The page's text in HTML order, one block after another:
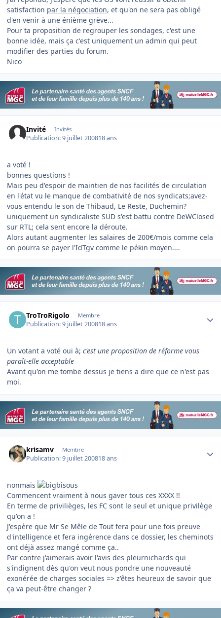
satisfaction par la négociation, et qu'on ne sera pas obligé
d'en venir à une énième grève...
Pour ta proposition de regrouper les sondages, c'est une
bonne idée, mais ça c'est uniquement un admin qui peut
modifier des parties du forum.
Nico
Invité Invités
Publication:9 juillet 200818 ans
a voté !
bonnes questions !
Mais peu d'espoir de maintien de nos facilités de circulation
en l'état vu le manque de combativité de nos syndicats;avez-
vous entendu le son de Thibaud, Le Reste, Duchemin?
uniquement un syndicaliste SUD s'est battu contre DeWClosed
sur RTL; cela sent encore la déroute.
Alors autant augmenter les salaires de 200€/mois comme cela
on pourra se payer l'IdTgv comme le pékin moyen....
TroTroRigolo Membre
Publication:9 juillet 200818 ans
Un votant a voté oui à; c'est une proposition de réforme vous
paraît-elle acceptable
Avant qu'on me tombe dessus je tiens a dire que ce n'est pas
moi.
krisamv Membre
Publication:9 juillet 200818 ans
nonmais
Commencent vraiment à nous gaver tous ces XXXX !!
En terme de privilièges, les FC sont le seul et unique privilège
qu'on a !
J'espère que Mr Se Mêle de Tout fera pour une fois preuve
d'intelligence et fera ingérence dans ce dossier, les cheminots
ont déjà assez mangé comme ça..
Par contre j'aimerais avoir l'avis des pleurnichards qui
s'indignent dès qu'on veut nous pondre une nouveauté
exonérée de charges sociales => z'êtes heureux de savoir que
ça va peut-être changer ?